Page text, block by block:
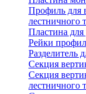
Профиль для
лестничного
Пластина для
Рейки
Разделитель
Секция
Секция
лестничного